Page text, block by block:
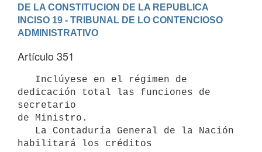
DE LA CONSTITUCION DE LA REPUBLICA
INCISO 19 - TRIBUNAL DE LO CONTENCIOSO
ADMINISTRATIVO
Artículo 351
dedicación total las funciones de
secretario
de Ministro.
habilitará los créditos